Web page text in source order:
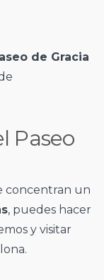
de Gracia
Paseo
concentran un
, puedes hacer
y visitar